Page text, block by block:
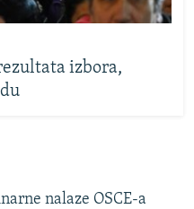
izbora,
nalaze OSCE-a